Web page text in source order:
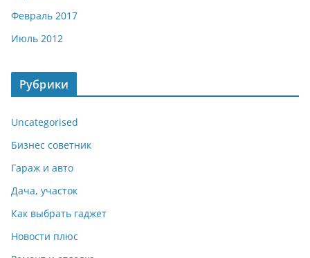
Февраль 2017
Июль 2012
Рубрики
Uncategorised
Бизнес советник
Гараж и авто
Дача, участок
Как выбрать гаджет
Новости плюс